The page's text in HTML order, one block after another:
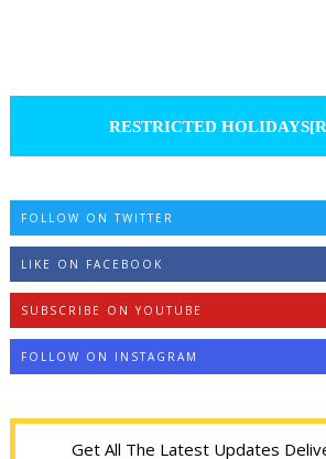
RESTRICTED
FOLLOW ON TWITTER
LIKE ON FACEBOOK
SUBSCRIBE ON YOUTUBE
FOLLOW ON INSTAGRAM
Get All The Latest Updates